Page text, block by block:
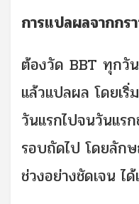
การแปลผลจากกร
ต้องวัด BBT ทุกวั
แล้วแปลผล โดยเ
วันแรกไปจนวันแร
รอบถัดไป โดยลัก
ช่วงอย่างชัดเจน ไ